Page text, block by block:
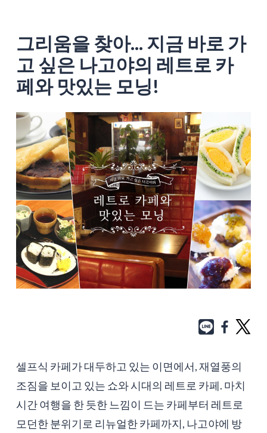
그리움을 찾아... 지금 바로 가
고 싶은 나고야의 레트로 카
페와 맛있는 모닝!
셀프식 카페가 대두하고 있는 이면에서, 재열풍의
조짐을 보이고 있는 쇼와 시대의 레트로 카페. 마치
시간 여행을 한 듯한 느낌이 드는 카페부터 레트로
모던한 분위기로 리뉴얼한 카페까지, 나고야에 방